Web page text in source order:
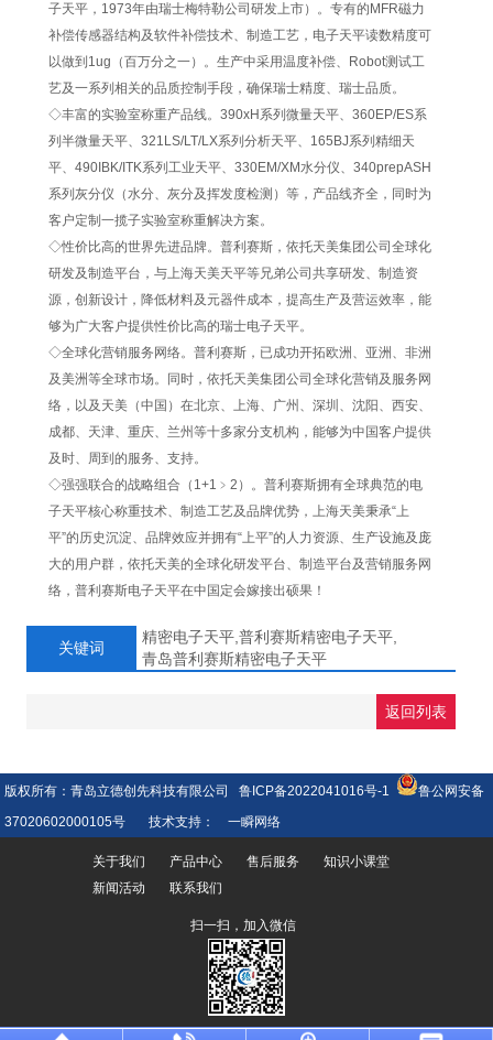
子天平，1973年由瑞士梅特勒公司研发上市）。专有的MFR磁力
补偿传感器结构及软件补偿技术、制造工艺，电子天平读数精度可
以做到1ug（百万分之一）。生产中采用温度补偿、Robot测试工
艺及一系列相关的品质控制手段，确保瑞士精度、瑞士品质。
◇丰富的实验室称重产品线。390xH系列微量天平、360EP/ES系
列半微量天平、321LS/LT/LX系列分析天平、165BJ系列精细天
平、490IBK/ITK系列工业天平、330EM/XM水分仪、340prepASH
系列灰分仪（水分、灰分及挥发度检测）等，产品线齐全，同时为
客户定制一揽子实验室称重解决方案。
◇性价比高的世界先进品牌。普利赛斯，依托天美集团公司全球化
研发及制造平台，与上海天美天平等兄弟公司共享研发、制造资
源，创新设计，降低材料及元器件成本，提高生产及营运效率，能
够为广大客户提供性价比高的瑞士电子天平。
◇全球化营销服务网络。普利赛斯，已成功开拓欧洲、亚洲、非洲
及美洲等全球市场。同时，依托天美集团公司全球化营销及服务网
络，以及天美（中国）在北京、上海、广州、深圳、沈阳、西安、
成都、天津、重庆、兰州等十多家分支机构，能够为中国客户提供
及时、周到的服务、支持。
◇强强联合的战略组合（1+1﹥2）。普利赛斯拥有全球典范的电
子天平核心称重技术、制造工艺及品牌优势，上海天美秉承“上
平”的历史沉淀、品牌效应并拥有“上平”的人力资源、生产设施及庞
大的用户群，依托天美的全球化研发平台、制造平台及营销服务网
络，普利赛斯电子天平在中国定会嫁接出硕果！
关键词
精密电子天平,普利赛斯精密电子天平,
青岛普利赛斯精密电子天平
返回列表
版权所有：青岛立德创先科技有限公司鲁ICP备2022041016号-1
鲁公网安备
37020602000105号 技术支持： 一瞬网络
关于我们 产品中心 售后服务
知识小课堂
新闻活动
联系我们
扫一扫，加入微信